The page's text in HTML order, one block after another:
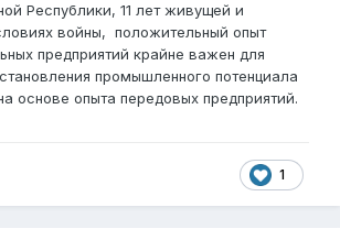
Республики, 11 лет живущей и
войны, положительный опыт
предприятий крайне важен для
промышленного потенциала
основе опыта передовых предприятий.
1